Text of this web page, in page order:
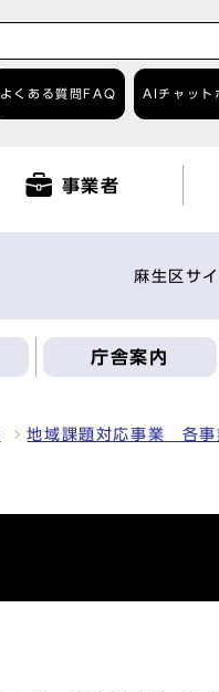
よくある質問 FAQ AIチャット
事業者
麻生区サ
庁舎案内
地域課題対応事業 各事